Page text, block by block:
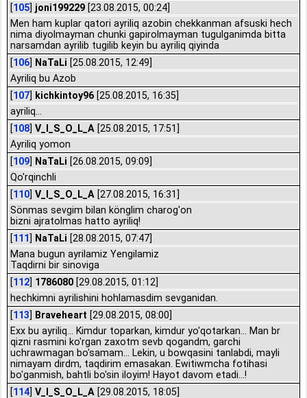
[105] joni199229 [23.08.2015, 00:24]
Men ham kuplar qatori ayriliq azobin chekkanman afsuski hech
nima diyolmayman chunki gapirolmayman tugulganimda bitta
narsamdan ayrilib tugilib keyin bu ayriliq qiyinda
[106] NaTaLi [25.08.2015, 12:49]
Ayriliq bu Azob
[107] kichkintoy96 [25.08.2015, 16:35]
ayriliq…
[108] V_I_S_O_L_A [25.08.2015, 17:51]
Ayriliq yomon
[109] NaTaLi [26.08.2015, 09:09]
Qo'rqinchli
[110] V_I_S_O_L_A [27.08.2015, 16:31]
Sönmas sevgim bilan könglim charog'on
bizni ajratolmas hatto ayriliq!
[111] NaTaLi [28.08.2015, 07:47]
Mana bugun ayrilamiz Yengilamiz
Taqdirni bir sinoviga
[112] 1786080 [29.08.2015, 01:12]
hechkimni ayrilishini hohlamasdim sevganidan.
[113] Braveheart [29.08.2015, 08:00]
Exx bu ayriliq... Kimdur toparkan, kimdur yo'qotarkan... Man br
qizni rasmini ko'rgan zaxotm sevb qogandm, garchi
uchrawmagan bo'samam... Lekin, u bowqasini tanlabdi, mayli
nimayam dirdm, taqdirim emasakan. Ewitiwmcha fotihasi
bo'ganmish, bahtli bo'sin iloyim! Hayot davom etadi...!
[114] V_I_S_O_L_A [29.08.2015, 18:05]